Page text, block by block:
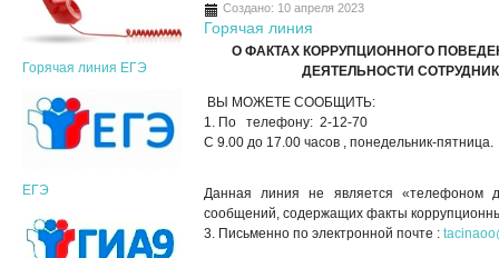
Создано: 10 апреля 2023
Горячая линия
О ФАКТАХ КОРРУПЦИОННОГО
ДЕЯТЕЛЬНОСТИ
ВЫ МОЖЕТЕ СООБЩИТЬ:
1. По телефону: 2-12-70
С 9.00 до 17.00 часов , понедельник-пятница.
Данная линия не является «телефоном
сообщений, содержащих факты
3. Письменно по электронной почте :
Горячая линия ЕГЭ
ЕГЭ